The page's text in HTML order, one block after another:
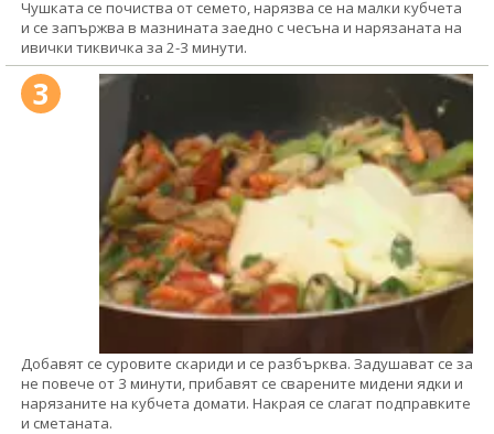
Чушката се почиства от семето, нарязва се на малки кубчета
и се запържва в мазнината заедно с чесъна и нарязаната на
ивички тиквичка за 2-3 минути.
3
Добавят се суровите скариди и се разбърква. Задушават се за
не повече от 3 минути, прибавят се сварените мидени ядки и
нарязаните на кубчета домати. Накрая се слагат подправките
и сметаната.